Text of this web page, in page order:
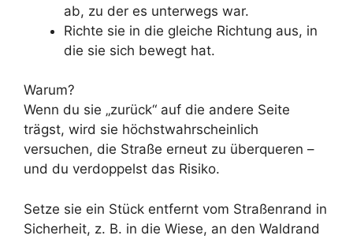
ab, zu der es unterwegs war.
Richte sie in die gleiche Richtung aus, in
die sie sich bewegt hat.
Warum?
Wenn du sie „zurück“ auf die andere Seite
trägst, wird sie höchstwahrscheinlich
versuchen, die Straße erneut zu überqueren –
und du verdoppelst das Risiko.
Setze sie ein Stück entfernt vom Straßenrand in
Sicherheit, z. B. in die Wiese, an den Waldrand